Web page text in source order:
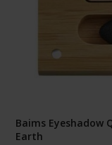
Baims Eyeshadow
Earth